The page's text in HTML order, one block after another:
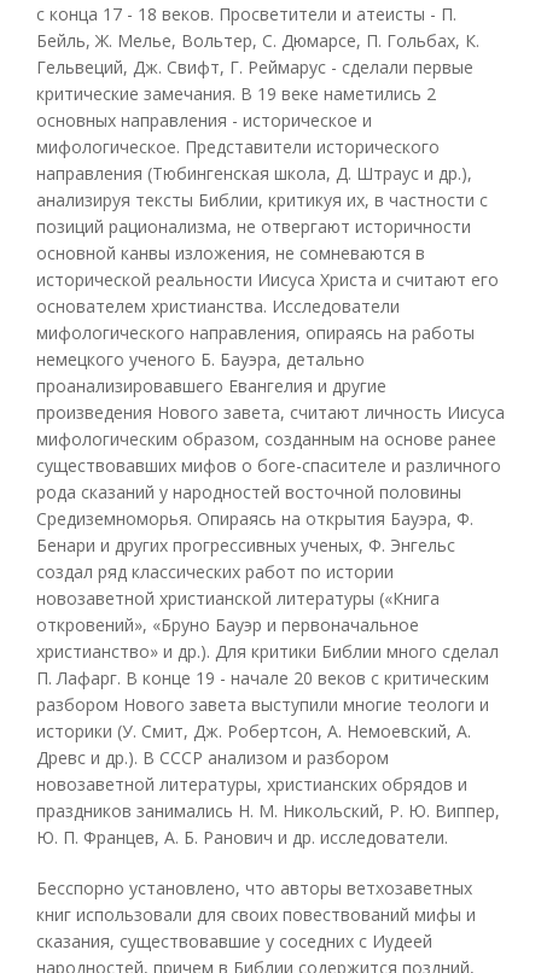
с конца 17 - 18 веков. Просветители и атеисты - П.
Бейль, Ж. Мелье, Вольтер, С. Дюмарсе, П. Гольбах, К.
Гельвеций, Дж. Свифт, Г. Реймарус - сделали первые
критические замечания. В 19 веке наметились 2
основных направления - историческое и
мифологическое. Представители исторического
направления (Тюбингенская школа, Д. Штраус и др.),
анализируя тексты Библии, критикуя их, в частности с
позиций рационализма, не отвергают историчности
основной канвы изложения, не сомневаются в
исторической реальности Иисуса Христа и считают его
основателем христианства. Исследователи
мифологического направления, опираясь на работы
немецкого ученого Б. Бауэра, детально
проанализировавшего Евангелия и другие
произведения Нового завета, считают личность Иисуса
мифологическим образом, созданным на основе ранее
существовавших мифов о боге-спасителе и различного
рода сказаний у народностей восточной половины
Средиземноморья. Опираясь на открытия Бауэра, Ф.
Бенари и других прогрессивных ученых, Ф. Энгельс
создал ряд классических работ по истории
новозаветной христианской литературы («Книга
откровений», «Бруно Бауэр и первоначальное
христианство» и др.). Для критики Библии много сделал
П. Лафарг. В конце 19 - начале 20 веков с критическим
разбором Нового завета выступили многие теологи и
историки (У. Смит, Дж. Робертсон, А. Немоевский, А.
Древс и др.). В СССР анализом и разбором
новозаветной литературы, христианских обрядов и
праздников занимались Н. М. Никольский, Р. Ю. Виппер,
Ю. П. Францев, А. Б. Ранович и др. исследователи.
Бесспорно установлено, что авторы ветхозаветных
книг использовали для своих повествований мифы и
сказания, существовавшие у соседних с Иудеей
народностей, причем в Библии содержится поздний,